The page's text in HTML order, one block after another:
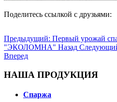
Поделитесь ссылкой с друзьями:
Предыдущий: Первый урожай
"ЭКОЛОМНА" Назад
Вперед
НАША ПРОДУКЦИЯ
Спаржа